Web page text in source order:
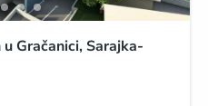
Gračanici, Sarajka-